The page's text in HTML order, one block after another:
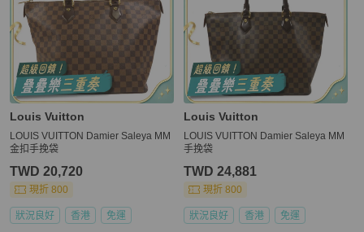
Louis Vuitton
LOUIS VUITTON Damier Saleya MM
金扣手挽袋
TWD 20,720
現折 800
狀況良好 香港 免運
Louis Vuitton
LOUIS VUITTON Damier Saleya MM
手挽袋
TWD 24,881
現折 800
狀況良好 香港 免運